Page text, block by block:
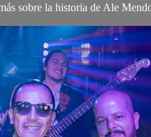
sobre la historia de Ale